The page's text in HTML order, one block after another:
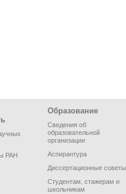
РАН
Образование
Сведения об
образовательной
организации
Аспирантура
Диссертационные советы
Студентам, стажерам и
школьникам